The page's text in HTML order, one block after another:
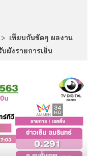
> เทียบกันชัดๆ ผลงาน
ผังรายการเย็น